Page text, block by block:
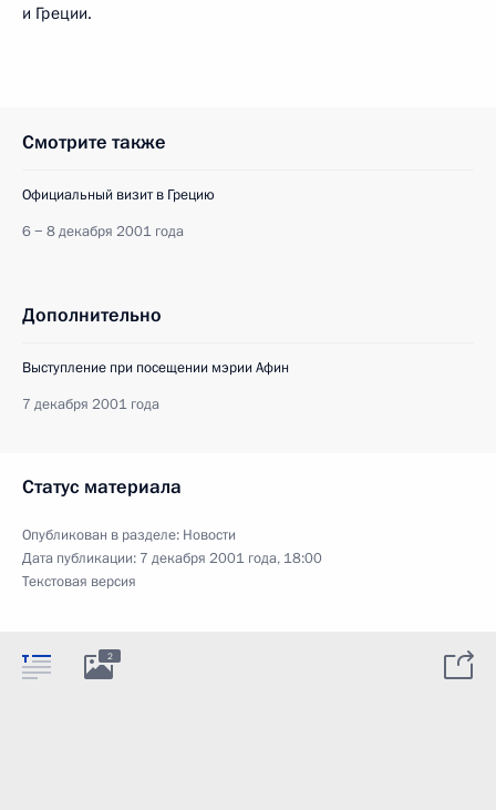
и Греции.
Смотрите также
Официальный визит в Грецию
6 − 8 декабря 2001 года
Дополнительно
Выступление при посещении мэрии Афин
7 декабря 2001 года
Статус материала
Опубликован в разделе: Новости
Дата публикации: 7 декабря 2001 года, 18:00
Текстовая версия
2